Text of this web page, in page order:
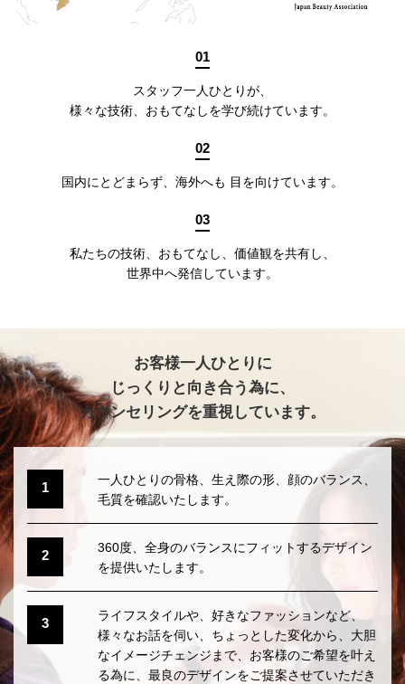
01
スタッフ一人ひとりが、
様々な技術、おもてなしを学び続けています。
02
国内にとどまらず、海外へも 目を向けています。
03
私たちの技術、おもてなし、価値観を共有し、
世界中へ発信しています。
お客様一人ひとりに
じっくりと向き合う為に、
カウンセリングを重視しています。
1
一人ひとりの骨格、生え際の形、顔のバランス、
毛質を確認いたします。
2
360度、全身のバランスにフィットするデザイン
を提供いたします。
3
ライフスタイルや、好きなファッションなど、
様々なお話を伺い、ちょっとした変化から、大胆
なイメージチェンジまで、お客様のご希望を叶え
る為に、最良のデザインをご提案させていただき